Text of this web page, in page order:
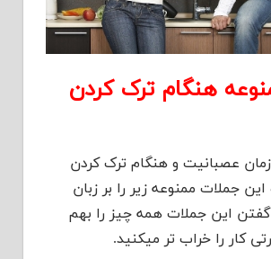
هنگام ترک کردن
عصبانیت و هنگام ترک کردن
جملات ممنوعه زیر را بر زبان
گفتن این جملات همه چیز را بهم
کار را خراب تر میکنید.